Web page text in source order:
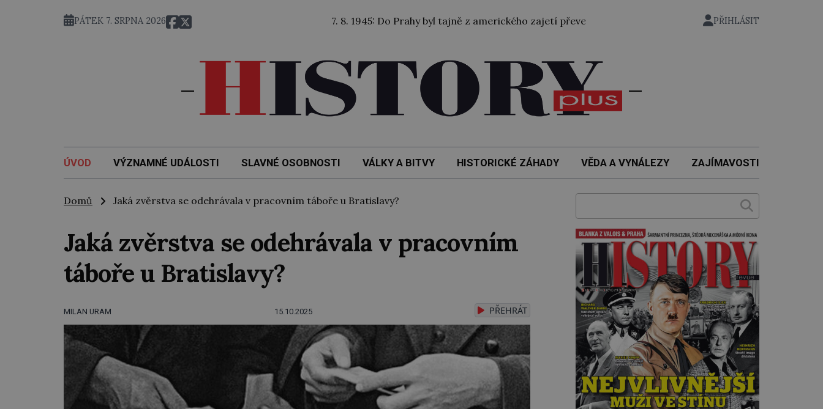
PÁTEK 7. SRPNA 2026 7. 8. 1945: Do Prahy byl tajně z amerického zajetí převezen bývalý státní ministr pro protektorát K. H. Frank, 21.
PŘIHLÁSIT
ÚVOD VÝZNAMNÉ UDÁLOSTI SLAVNÉ OSOBNOSTI VÁLKY A BITVY HISTORICKÉ ZÁHADY VĚDA A VYNÁLEZY ZAJÍMAVOSTI
Domů Jaká zvěrstva se odehrávala v pracovním táboře u Bratislavy?
Jaká zvěrstva se odehrávala v pracovním
táboře u Bratislavy?
MILAN URAM 15.10.2025 PŘEHRÁT